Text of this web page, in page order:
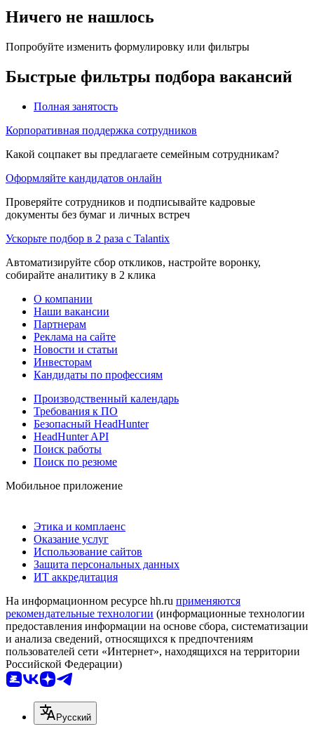
Ничего не нашлось
Попробуйте изменить формулировку или фильтры
Быстрые фильтры подбора вакансий
Полная занятость
Корпоративная поддержка сотрудников
Какой соцпакет вы предлагаете семейным сотрудникам?
Оформляйте кандидатов онлайн
Проверяйте сотрудников и подписывайте кадровые
документы без бумаг и личных встреч
Ускорьте подбор в 2 раза с Talantix
Автоматизируйте сбор откликов, настройте воронку,
собирайте аналитику в 2 клика
О компании
Наши вакансии
Партнерам
Реклама на сайте
Новости и статьи
Инвесторам
Кандидаты по профессиям
Производственный календарь
Требования к ПО
Безопасный HeadHunter
HeadHunter API
Поиск работы
Поиск по резюме
Мобильное приложение
Этика и комплаенс
Оказание услуг
Использование сайтов
Защита персональных данных
ИТ аккредитация
На информационном ресурсе hh.ru применяются
рекомендательные технологии (информационные технологии
предоставления информации на основе сбора, систематизации
и анализа сведений, относящихся к предпочтениям
пользователей сети «Интернет», находящихся на территории
Российской Федерации)
Русский